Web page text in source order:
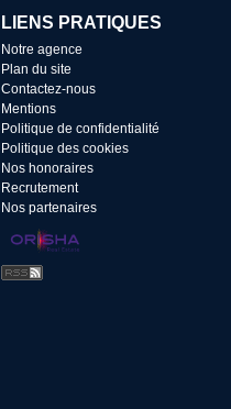
LIENS PRATIQUES
Notre agence
Plan du site
Contactez-nous
Mentions
Politique de confidentialité
Politique des cookies
Nos honoraires
Recrutement
Nos partenaires